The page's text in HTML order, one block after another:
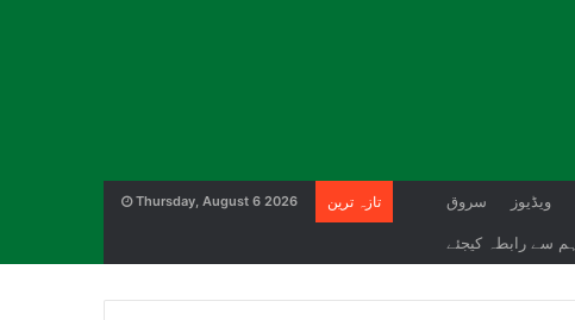
Thursday, August 6 2026 تازہ ترین سروق ویڈیوز
ہم سے رابطہ کیجئے